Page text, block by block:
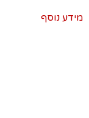
מידע נוסף